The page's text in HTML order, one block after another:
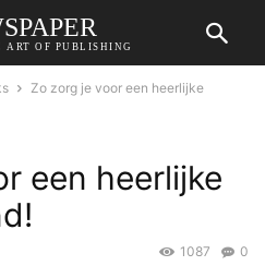
ART OF PUBLISHING
Zo zorg je voor een heerlijke
een heerlijke
0
1087